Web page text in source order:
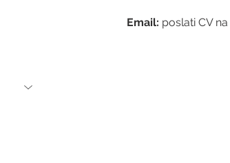
Email: poslati CV